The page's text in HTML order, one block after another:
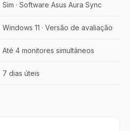
Sim · Software Asus Aura Sync
Windows 11 · Versão de avaliação
Até 4 monitores simultâneos
7 dias úteis